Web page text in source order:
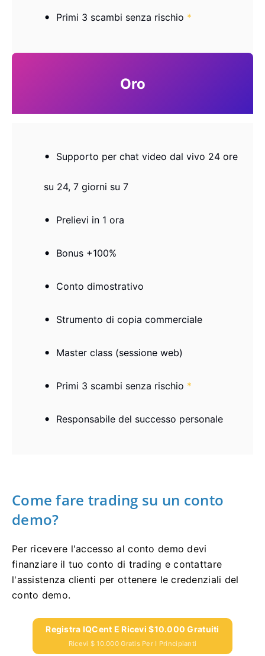
Primi 3 scambi senza rischio *
Oro
Supporto per chat video dal vivo 24 ore
su 24, 7 giorni su 7
Prelievi in ​​1 ora
Bonus +100%
Conto dimostrativo
Strumento di copia commerciale
Master class (sessione web)
Primi 3 scambi senza rischio *
Responsabile del successo personale
Come fare trading su un conto
demo?
Per ricevere l'accesso al conto demo devi
finanziare il tuo conto di trading e contattare
l'assistenza clienti per ottenere le credenziali del
conto demo.
Registra IQCent E Ricevi $10.000 Gratuiti
Ricevi $ 10.000 Gratis Per I Principianti